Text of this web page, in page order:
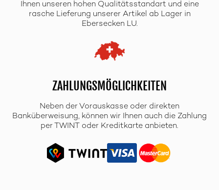
Ihnen unseren hohen Qualitätsstandart und eine
rasche Lieferung unserer Artikel ab Lager in
Ebersecken LU.
ZAHLUNGSMÖGLICHKEITEN
Neben der Vorauskasse oder direkten
Banküberweisung, können wir Ihnen auch die Zahlung
per TWINT oder Kreditkarte anbieten.